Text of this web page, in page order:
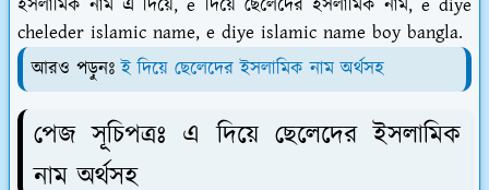
ইসলামিক নাম এ দিয়ে, e দিয়ে ছেলেদের ইসলামিক নাম, e diye
cheleder islamic name, e diye islamic name boy bangla.
আরও পড়ুনঃই দিয়ে ছেলেদের ইসলামিক নাম অর্থসহ
পেজ সূচিপত্রঃ এ দিয়ে ছেলেদের ইসলামিক
নাম অর্থসহ